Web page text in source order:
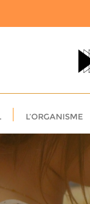
L’ORGANISME